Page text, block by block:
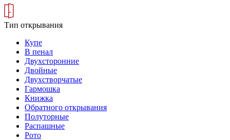
Тип открывания
Купе
В пенал
Двухсторонние
Двойные
Двухстворчатые
Гармошка
Книжка
Обратного открывания
Полуторные
Распашные
Рото